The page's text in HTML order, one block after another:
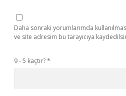
Daha sonraki yorumlarımda
ve site adresim bu tarayıcıya
9 - 5 kaçtır?*